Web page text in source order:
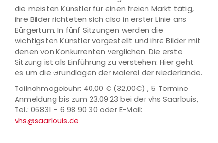
die meisten Künstler für einen freien Markt tätig,
ihre Bilder richteten sich also in erster Linie ans
Bürgertum. In fünf Sitzungen werden die
wichtigsten Künstler vorgestellt und ihre Bilder mit
denen von Konkurrenten verglichen. Die erste
Sitzung ist als Einführung zu verstehen: Hier geht
es um die Grundlagen der Malerei der Niederlande.
Teilnahmegebühr: 40,00 € (32,00€) , 5 Termine
Anmeldung bis zum 23.09.23 bei der vhs Saarlouis,
Tel.: 06831 – 6 98 90 30 oder E-Mail:
vhs@saarlouis.de